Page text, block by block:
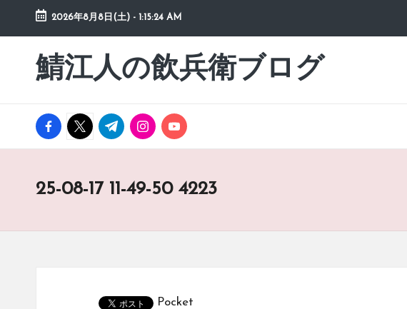
Skip
content
2026年8月8日(土) - 1:15:24 AM
鯖江人の飲兵衛ブログ
日々
の
然
草
facebook.com
twitter.com
t.me instagram.com
youtube.com
25-08-17 11-49-50 4223
Pocket